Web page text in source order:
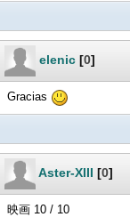
elenic [0]
Gracias
Aster-XIII [0]
映画 10 / 10